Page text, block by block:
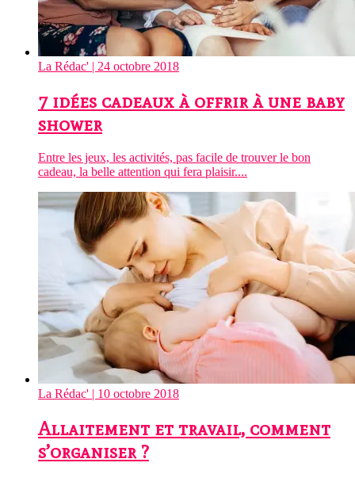
La Rédac' | 24 octobre 2018
7 idées cadeaux à offrir à une baby
shower
Entre les jeux, les activités, pas facile de trouver le bon
cadeau, la belle attention qui fera plaisir....
La Rédac' | 10 octobre 2018
Allaitement et travail, comment
s’organiser ?